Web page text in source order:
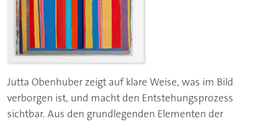
Jutta Obenhuber zeigt auf klare Weise, was im Bild
verborgen ist, und macht den Entstehungsprozess
sichtbar. Aus den grundlegenden Elementen der